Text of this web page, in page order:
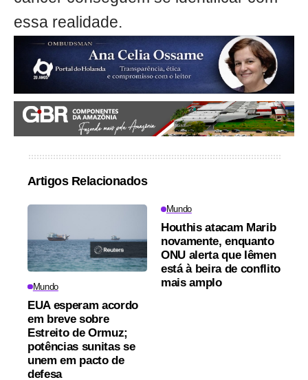
essa realidade.
Artigos Relacionados
Mundo
EUA esperam acordo
em breve sobre
Estreito de Ormuz;
potências sunitas se
unem em pacto de
defesa
Mundo
Houthis atacam Marib
novamente, enquanto
ONU alerta que Iêmen
está à beira de conflito
mais amplo